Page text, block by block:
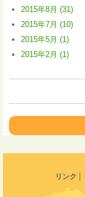
2015年8月 (31)
2015年7月 (10)
2015年5月 (1)
2015年2月 (1)
リンク